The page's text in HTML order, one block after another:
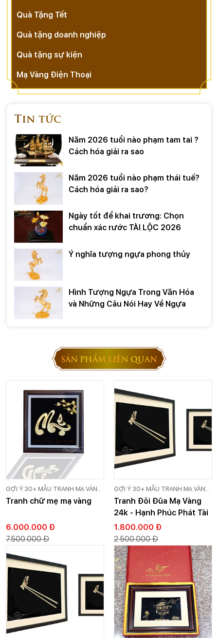
Quà Tặng Tết
Quà tặng doanh nghiệp
Quà tặng sự kiện
Mạ Vàng Điện Thoại
Tin tức
Năm 2026 tuổi nào phạm tam tai ?
Cách hóa giải ra sao
Năm 2026 tuổi nào phạm thái tuế?
Cách hóa giải ra sao?
Ngày tốt để khai trương: Chọn
chuẩn xác rước TÀI LỘC 2026
Ý nghĩa tượng ngựa phong thủy
Hình Tượng Ngựa Trong Văn Hóa
và Những Câu Nói Hay Về Ngựa
SẢN PHẨM LIÊN QUAN
GỢI Ý 30+ MẪU TRANH MẠ VÀNG
24K CAO CẤP GOLD VIỆT
Tranh chữ mẹ mạ vàng
6.000.000 Đ
7.500.000 Đ
GỢI Ý 30+ MẪU TRANH MẠ VÀNG
24K CAO CẤP GOLD VIỆT
Tranh Đôi Đũa Mạ Vàng
24k - Hạnh Phúc Phát Tài
1.800.000 Đ
2.500.000 Đ